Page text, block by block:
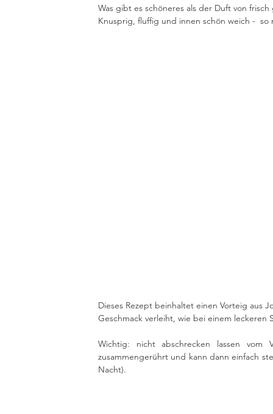
Drinks Fingerfood Geschenke aus der
Was gibt es schöneres als der Duft von
Knusprig, fluffig und innen schön weich -
Dieses Rezept beinhaltet einen Vorteig aus
Geschmack verleiht, wie bei einem leckeren
Wichtig: nicht abschrecken lassen vom
zusammengerührt und kann dann einfach
Nacht).